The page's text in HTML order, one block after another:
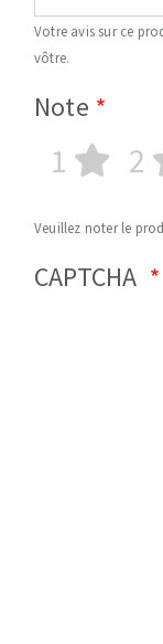
Votre avis sur ce
vôtre.
Note
1 2
Veuillez noter le
CAPTCHA